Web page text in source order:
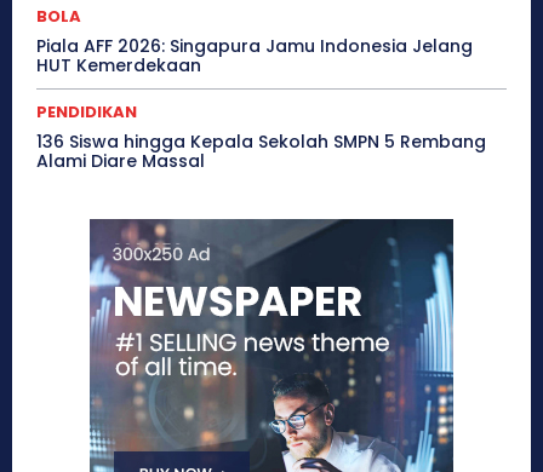
BOLA
Piala AFF 2026: Singapura Jamu Indonesia Jelang
HUT Kemerdekaan
PENDIDIKAN
136 Siswa hingga Kepala Sekolah SMPN 5 Rembang
Alami Diare Massal